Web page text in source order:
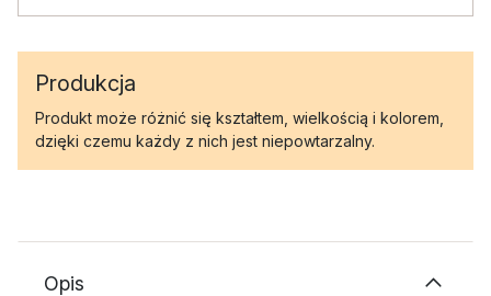
Produkcja
Produkt może różnić się kształtem, wielkością i kolorem,
dzięki czemu każdy z nich jest niepowtarzalny.
Opis